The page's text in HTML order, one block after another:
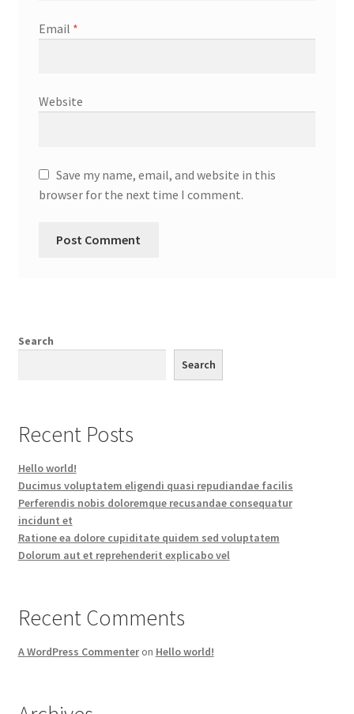
Email *
Website
Save my name, email, and website in this
browser for the next time I comment.
Search
Search
Recent Posts
Hello world!
Ducimus voluptatem eligendi quasi repudiandae facilis
Perferendis nobis doloremque recusandae consequatur
incidunt et
Ratione ea dolore cupiditate quidem sed voluptatem
Dolorum aut et reprehenderit explicabo vel
Recent Comments
A WordPress Commenteron Hello world!